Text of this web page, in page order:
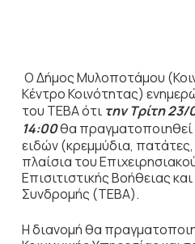
O Δήμος Μυλοποτάμου
Κέντρο Κοινότητας)
του ΤΕΒΑ ότιτην Τρίτη
14:00θα πραγματοποιηθεί
ειδών (κρεμμύδια,
πλαίσια του
Επισιτιστικής Βοήθειας
Συνδρομής (ΤΕΒΑ).
Η διανομή θα